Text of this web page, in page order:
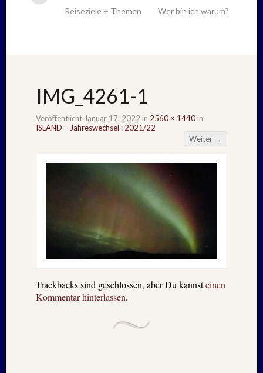
Reiseziele + Themen
Wer bin ich warum?
IMG_4261-1
Veröffentlicht Januar 17, 2022 in 2560 × 1440 in
ISLAND – Jahreswechsel : 2021/22
Weiter →
Trackbacks sind geschlossen, aber Du kannsteinen
Kommentar hinterlassen.